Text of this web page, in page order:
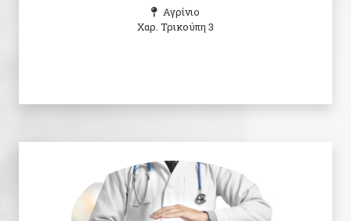
Αγρίνιο
Χαρ. Τρικούπη 3